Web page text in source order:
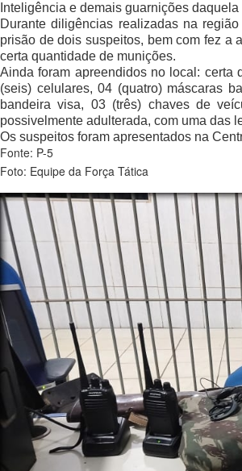
Inteligência e demais guarnições daquela
Durante diligências realizadas na
prisão de dois suspeitos, bem com fez a
certa quantidade de munições.
Ainda foram apreendidos no local: certa
(seis) celulares, 04 (quatro) máscaras
bandeira visa, 03 (três) chaves de
possivelmente adulterada, com uma das
Os suspeitos foram apresentados na
Fonte: P-5
Foto: Equipe da Força Tática